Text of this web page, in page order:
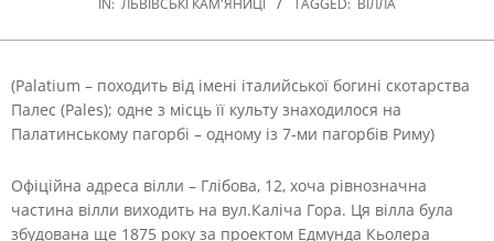
IN: ЛЬВІВСЬКІ КАМ'ЯНИЦІ TAGGED: ВІЛЛА
(Palatium – походить від імені італийської богині скотарства
Палес (Pales); одне з місць її культу знаходилося на
Палатинському пагорбі – одному із 7-ми пагорбів Риму)
Офіційна адреса вілли – Глібова, 12, хоча рівнозначна
частина вілли виходить на вул.Каліча Гора. Ця вілла була
збудована ще 1875 року за проектом Едмунда Кьолера